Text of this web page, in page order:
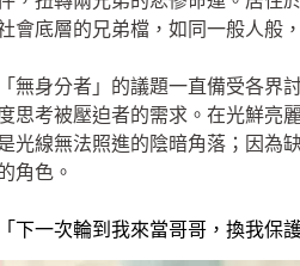
會底層的兄弟檔，如同一般人般
「無身分者」的議題一直備受各
思考被壓迫者的需求。在光鮮亮
光線無法照進的陰暗角落；因為
角色。
「下一次輪到我來當哥哥，換我保